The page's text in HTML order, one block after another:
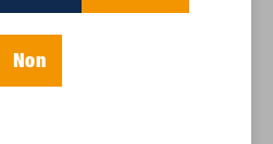
fr/
Non